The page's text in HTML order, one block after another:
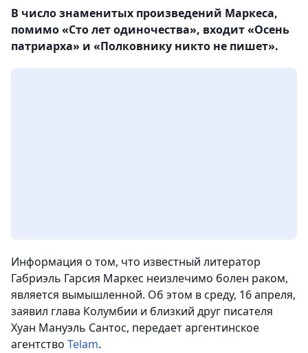
В число знаменитых произведений Маркеса,
помимо «Сто лет одиночества», входит «Осень
патриарха» и «Полковнику никто не пишет».
Информация о том, что известный литератор
Габриэль Гарсия Маркес неизлечимо болен раком,
является вымышленной. Об этом в среду, 16 апреля,
заявил глава Колумбии и близкий друг писателя
Хуан Мануэль Сантос, передает аргентинское
агентство Telam.